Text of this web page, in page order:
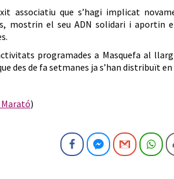
associatiu que s’hagi implicat
mostrin el seu ADN solidari i aportin
programades a Masquefa al
des de fa setmanes ja s’han distribuït
Marató)
FacebookFacebookGmail